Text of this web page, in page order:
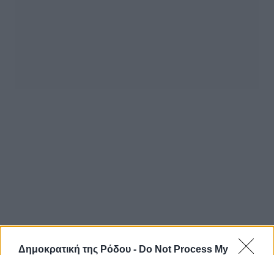
Δημοκρατική της Ρόδου - Do Not Process My